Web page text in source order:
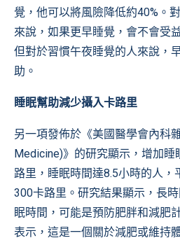
覺，他可以將風險降低約40%。
來說，如果更早睡覺，會不會受
但對於習慣午夜睡覺的人來說，
助。
睡眠幫助減少攝入卡路里
另一項發佈於 《美國醫學會內科
Medicine)》 的研究顯示，增加睡
路里，睡眠時間達8.5小時的人，
300卡路里。研究結果顯示，長
眠時間，可能是預防肥胖和減肥
表示，這是一個關於減肥或維持